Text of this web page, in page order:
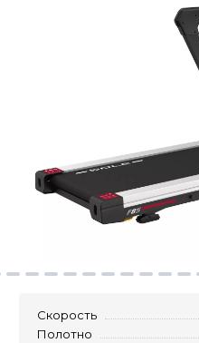
Скорость
Полотно